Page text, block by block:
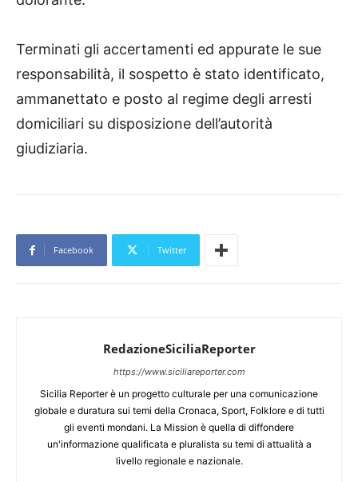
Terminati gli accertamenti ed appurate le sue
responsabilità, il sospetto è stato identificato,
ammanettato e posto al regime degli arresti
domiciliari su disposizione dell’autorità
giudiziaria.
Facebook Twitter
RedazioneSiciliaReporter
https://www.siciliareporter.com
Sicilia Reporter è un progetto culturale per una comunicazione
globale e duratura sui temi della Cronaca, Sport, Folklore e di tutti
gli eventi mondani. La Mission è quella di diffondere
un'informazione qualificata e pluralista su temi di attualità a
livello regionale e nazionale.